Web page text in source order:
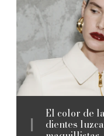
El color de
dientes